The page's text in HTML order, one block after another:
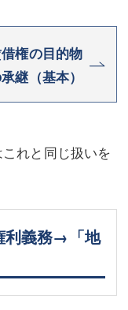
権の目的物
継（基本）
れと同じ扱いを
利義務→「地